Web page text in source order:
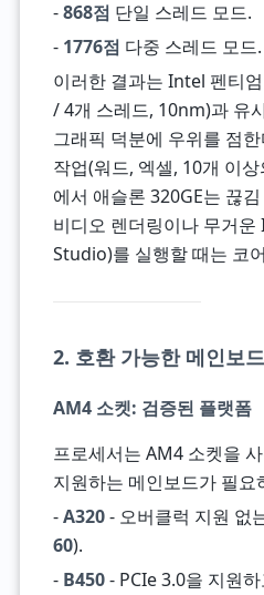
-868점 단일 스레드 모드.
- 1776점 다중 스레드 모드.
이러한 결과는 Intel 펜티
/ 4개 스레드, 10nm)과 유
그래픽 덕분에 우위를 점
작업(워드, 엑셀, 10개 이
에서 애슬론 320GE는 끊
비디오 렌더링이나 무거
Studio)를 실행할 때는 코
2. 호환 가능한 메인보드
AM4 소켓: 검증된 플랫폼
프로세서는 AM4 소켓을
지원하는 메인보드가 필요
-A320- 오버클럭 지원 없
60).
- B450- PCIe 3.0을 지원